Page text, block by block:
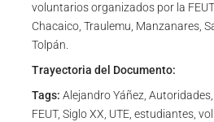
voluntarios organizados por la
Chacaico, Traulemu, Manzanares,
Tolpán.
Trayectoria del Documento:
Tags: Alejandro Yáñez,
FEUT, Siglo XX, UTE, estudiantes,